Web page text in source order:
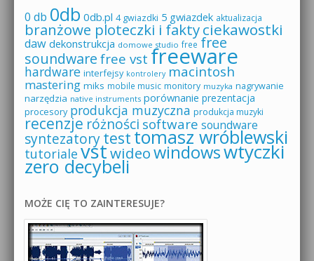
0 db 0db 0db.pl 4 gwiazdki 5 gwiazdek aktualizacja
branżowe ploteczki i faktyciekawostki
daw dekonstrukcja domowe studio free free
soundware free vst freeware
hardware interfejsy kontrolery macintosh
mastering miks mobile music monitory muzyka nagrywanie
narzędzia native instruments porównanie prezentacja
procesory produkcja muzyczna produkcja muzyki
recenzje różności software soundware
syntezatorytesttomasz wróblewski
tutoriale vstwideowindowswtyczki
zero decybeli
MOŻE CIĘ TO ZAINTERESUJE?